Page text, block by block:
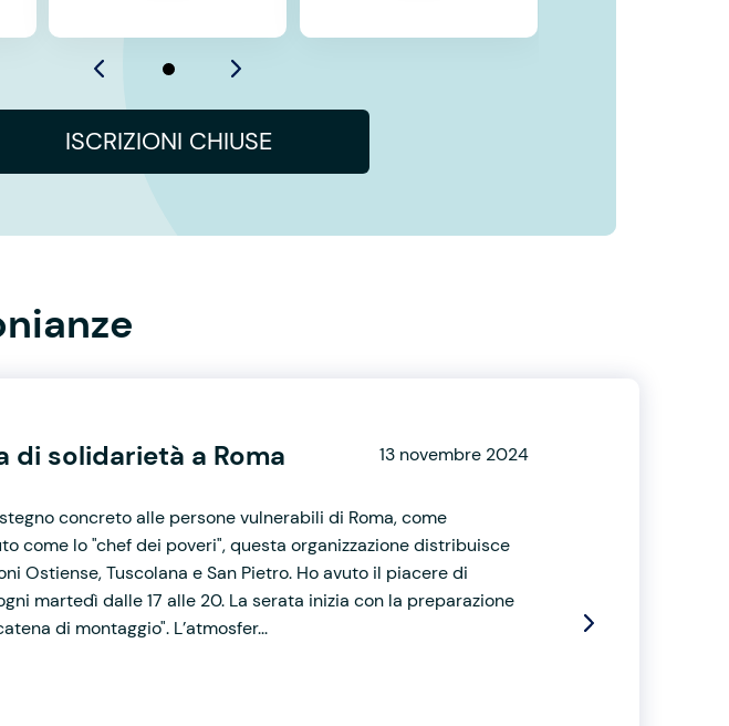
ISCRIZIONI CHIUSE
di solidarietà a Roma 13 novembre 2024
concreto alle persone vulnerabili di Roma, come
come lo "chef dei poveri", questa organizzazione distribuisce
Ostiense, Tuscolana e San Pietro. Ho avuto il piacere di
martedì dalle 17 alle 20. La serata inizia con la preparazione
di montaggio". L’atmosfer...